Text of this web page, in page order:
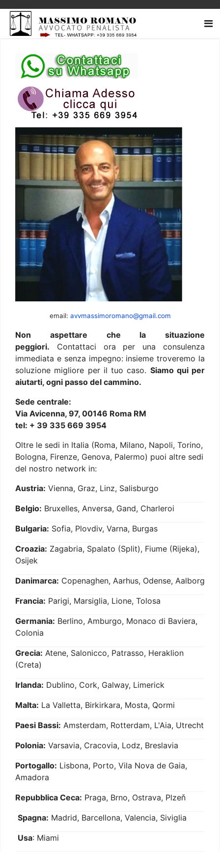
email: avvmassimoromano@gmail.com
Non aspettare che la situazione
peggiori. Contattaci ora per una consulenza
immediata e senza impegno: insieme troveremo la
soluzione migliore per il tuo caso. Siamo qui per
aiutarti, ogni passo del cammino.
Sede centrale:
Via Avicenna, 97, 00146 Roma RM
tel: + 39 335 669 3954
Oltre le sedi in Italia (Roma, Milano, Napoli, Torino,
Bologna, Firenze, Genova, Palermo) puoi altre sedi
del nostro network in:
Austria: Vienna, Graz, Linz, Salisburgo
Belgio: Bruxelles, Anversa, Gand, Charleroi
Bulgaria: Sofia, Plovdiv, Varna, Burgas
Croazia: Zagabria, Spalato (Split), Fiume (Rijeka),
Osijek
Danimarca: Copenaghen, Aarhus, Odense, Aalborg
Francia: Parigi, Marsiglia, Lione, Tolosa
Germania: Berlino, Amburgo, Monaco di Baviera,
Colonia
Grecia: Atene, Salonicco, Patrasso, Heraklion
(Creta)
Irlanda: Dublino, Cork, Galway, Limerick
Malta: La Valletta, Birkirkara, Mosta, Qormi
Paesi Bassi: Amsterdam, Rotterdam, L'Aia, Utrecht
Polonia: Varsavia, Cracovia, Lodz, Breslavia
Portogallo: Lisbona, Porto, Vila Nova de Gaia,
Amadora
Repubblica Ceca: Praga, Brno, Ostrava, Plzeň
Spagna: Madrid, Barcellona, Valencia, Siviglia
Usa: Miami